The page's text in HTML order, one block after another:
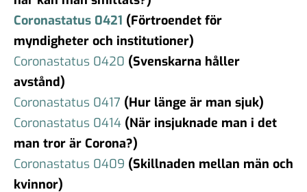
Coronastatus 0421 (Förtroendet för
myndigheter och institutioner)
Coronastatus 0420 (Svenskarna håller
avstånd)
Coronastatus 0417 (Hur länge är man sjuk)
Coronastatus 0414 (När insjuknade man i det
man tror är Corona?)
Coronastatus 0409 (Skillnaden mellan män och
kvinnor)